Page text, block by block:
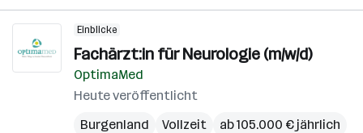
Einblicke
Fachärzt:in für Neurologie (m/w/d)
OptimaMed
Heute veröffentlicht
Burgenland
Vollzeit ab 105.000 € jährlich